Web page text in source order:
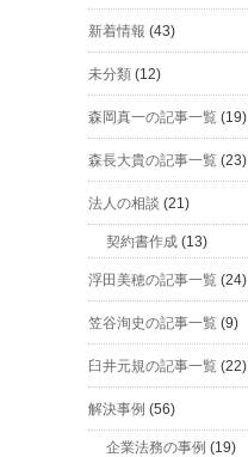
新着情報 (43)
未分類 (12)
森岡真一の記事一覧 (19)
森長大貴の記事一覧 (23)
法人の相談 (21)
契約書作成 (13)
浮田美穂の記事一覧 (24)
笠谷洵史の記事一覧 (9)
臼井元規の記事一覧 (22)
解決事例 (56)
企業法務の事例 (19)